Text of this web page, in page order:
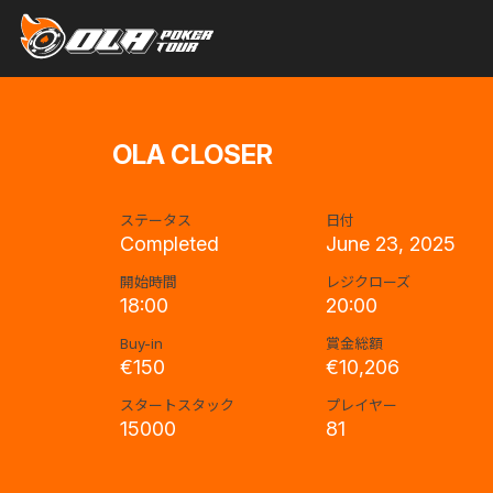
OLA CLOSER
ステータス
Completed
日付
June 23, 2025
開始時間
18:00
レジクローズ
20:00
Buy-in
€150
賞金総額
€10,206
スタートスタック
15000
プレイヤー
81